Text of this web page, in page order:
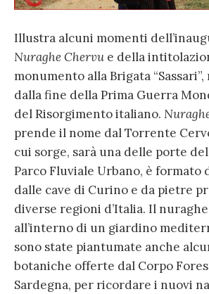
Illustra alcuni momenti
Nuraghe Chervu e della
monumento alla Brigata
dalla fine della Prima Guerra
del Risorgimento italiano.
prende il nome dal Torrente
cui sorge, sarà una delle porte
Parco Fluviale Urbano, è formato
dalle cave di Curino e da pietre
diverse regioni d’Italia. Il
all’interno di un giardino
sono state piantumate anche
botaniche offerte dal Corpo
Sardegna, per ricordare i nuovi